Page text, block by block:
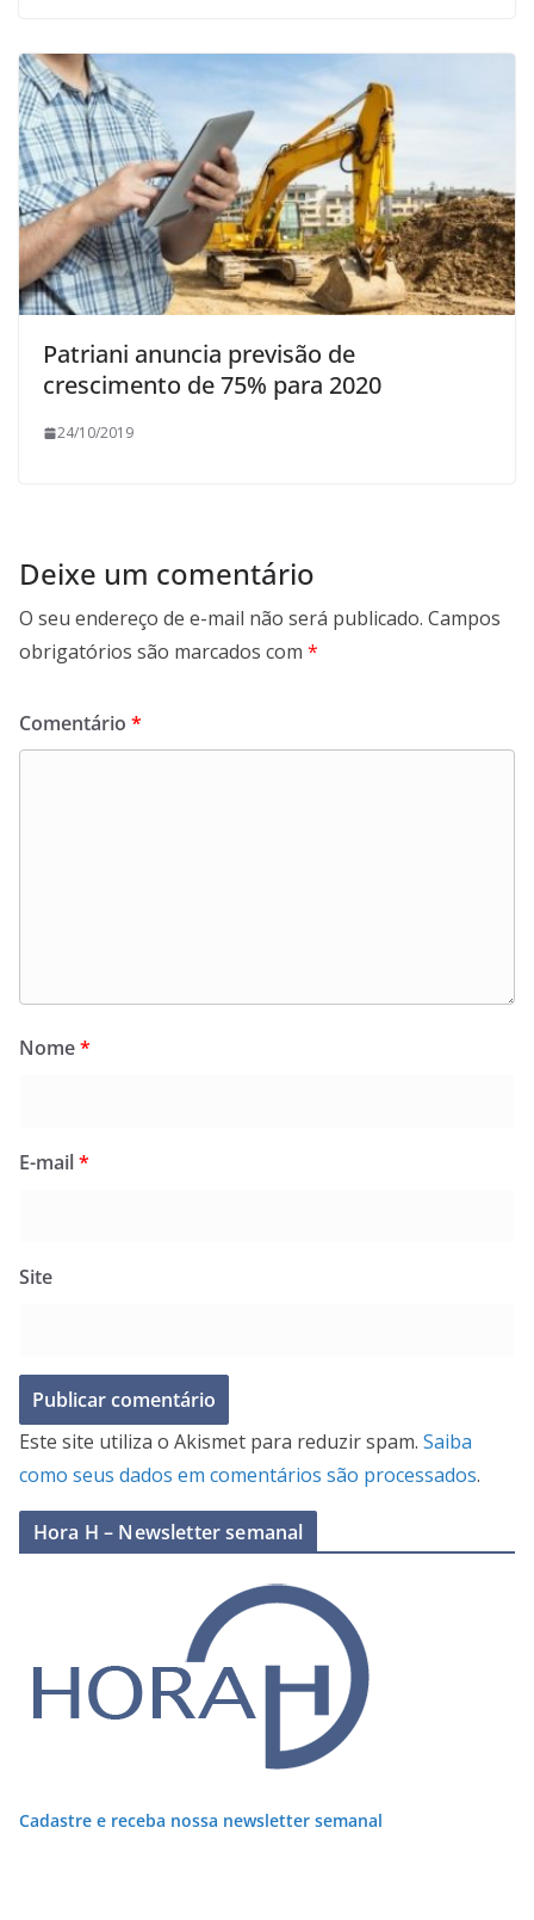
Patriani anuncia previsão de
crescimento de 75% para 2020
24/10/2019
Deixe um comentário
O seu endereço de e-mail não será publicado. Campos
obrigatórios são marcados com *
Comentário *
Nome*
E-mail*
Site
Este site utiliza o Akismet para reduzir spam. Saiba
como seus dados em comentários são processados.
Hora H – Newsletter semanal
Cadastre e receba nossa newsletter semanal